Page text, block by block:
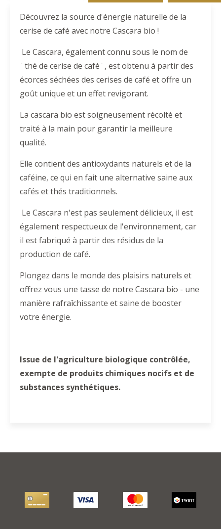
Découvrez la source d'énergie naturelle de la
cerise de café avec notre Cascara bio !
Le Cascara, également connu sous le nom de
¨thé de cerise de café¨, est obtenu à partir des
écorces séchées des cerises de café et offre un
goût unique et un effet revigorant.
La cascara bio est soigneusement récolté et
traité à la main pour garantir la meilleure
qualité.
Elle contient des antioxydants naturels et de la
caféine, ce qui en fait une alternative saine aux
cafés et thés traditionnels.
Le Cascara n'est pas seulement délicieux, il est
également respectueux de l'environnement, car
il est fabriqué à partir des résidus de la
production de café.
Plongez dans le monde des plaisirs naturels et
offrez vous une tasse de notre Cascara bio - une
manière rafraîchissante et saine de booster
votre énergie.
Issue de l'agriculture biologique contrôlée,
exempte de produits chimiques nocifs et de
substances synthétiques.